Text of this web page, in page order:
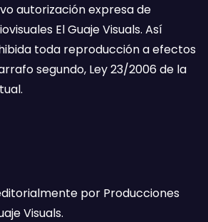
autorización expresa de
El Guaje Visuals. Así
toda reproducción a efectos
segundo, Ley 23/2006 de la
por Producciones
Visuals.